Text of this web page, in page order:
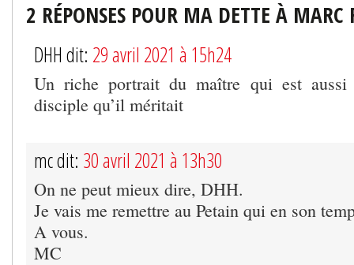
2 RÉPONSES POUR MA DETTE À MARC
DHH dit: 29 avril 2021 à 15h24
Un riche portrait du maître qui est aussi
disciple qu’il méritait
mc dit: 30 avril 2021 à 13h30
On ne peut mieux dire, DHH.
Je vais me remettre au Petain qui en son
A vous.
MC